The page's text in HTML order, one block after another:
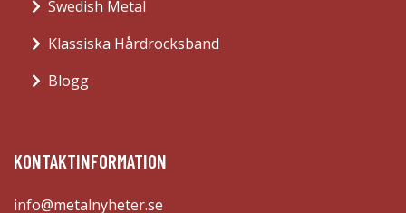
Swedish Metal
Klassiska Hårdrocksband
Blogg
KONTAKTINFORMATION
info@metalnyheter.se